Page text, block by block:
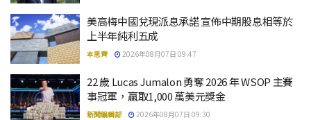
美高梅中國兌現派息承諾 宣佈中期股息相等於
上半年純利五成
本思齊 2026年08月07日 09:47
22 歲 Lucas Jumalon 勇奪 2026 年 WSOP 主賽
事冠軍，贏取1,000 萬美元獎金
新聞編輯部 2026年08月07日 09:30